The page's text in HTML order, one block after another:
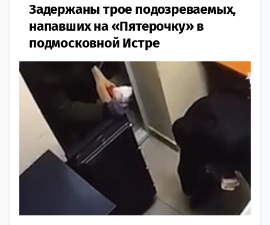
Задержаны трое подозреваемых,
напавших на «Пятерочку» в
подмосковной Истре